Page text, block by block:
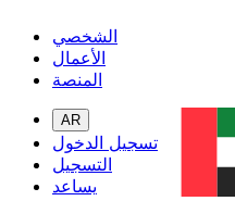
الشخصي
الأعمال
المنصة
AR
تسجيل الدخول
التسجيل
يساعد